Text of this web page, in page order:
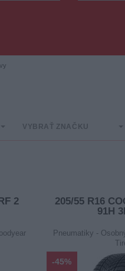
VYBRAŤ ZNAČKU
2
205/55 R16
91H
Pneumatiky -
-45%